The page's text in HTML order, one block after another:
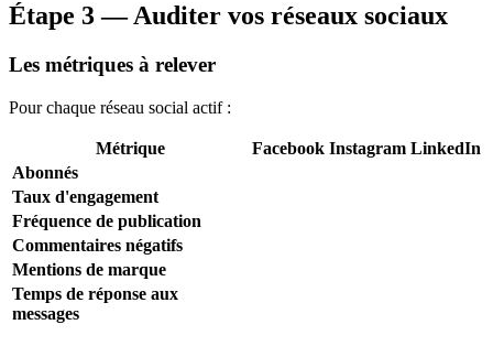
Étape 3 — Auditer vos réseaux sociaux
Les métriques à relever
Pour chaque réseau social actif :
Métrique Facebook Instagram LinkedIn
Abonnés
Taux d'engagement
Fréquence de publication
Commentaires négatifs
Mentions de marque
Temps de réponse aux
messages